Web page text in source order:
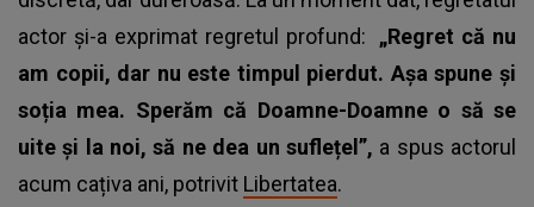
actor și-a exprimat regretul profund: „Regret că nu
am copii, dar nu este timpul pierdut. Așa spune și
soția mea. Sperăm că Doamne-Doamne o să se
uite și la noi, să ne dea un suflețel”, a spus actorul
acum cațiva ani, potrivit Libertatea.